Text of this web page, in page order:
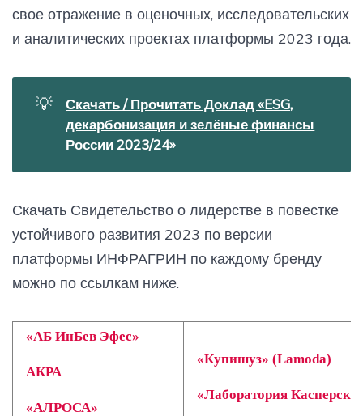
свое отражение в оценочных, исследовательских
и аналитических проектах платформы 2023 года.
💡
Скачать / Прочитать Доклад «ESG,
декарбонизация и зелёные финансы
России 2023/24»
Скачать Свидетельство о лидерстве в повестке
устойчивого развития 2023 по версии
платформы ИНФРАГРИН по каждому бренду
можно по ссылкам ниже.
«АБ ИнБев Эфес»
АКРА
«АЛРОСА»
«Купишуз» (Lamoda)
«Лаборатория